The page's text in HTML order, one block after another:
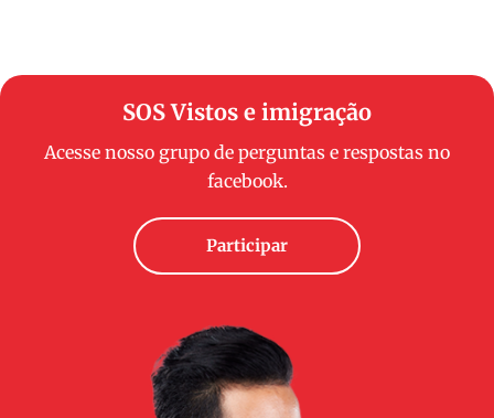
SOS Vistos e imigração
Acesse nosso grupo de perguntas e respostas no
facebook.
Participar